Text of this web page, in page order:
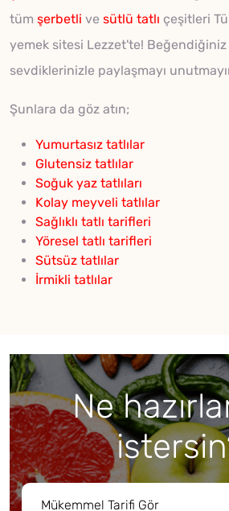
tüm şerbetli ve sütlü tatlı çeşitleri
yemek sitesi Lezzet'te!
sevdiklerinizle paylaşmayı
Şunlara da göz atın;
Yumurtasız tatlılar
Glutensiz tatlılar
Soğuk yaz tatlıları
Kolay meyveli tatlılar
Sağlıklı tatlı tarifleri
Yöresel tatlı tarifleri
Sütsüz tatlılar
İrmikli tatlılar
Ne